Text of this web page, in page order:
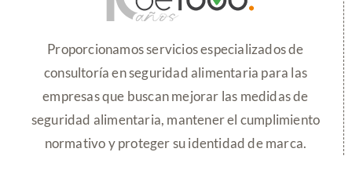
Proporcionamos servicios especializados de
consultoría en seguridad alimentaria para las
empresas que buscan mejorar las medidas de
seguridad alimentaria, mantener el cumplimiento
normativo y proteger su identidad de marca.